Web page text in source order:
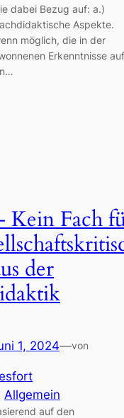
dabei Bezug auf: a.)
Aspekte.
möglich, die in der
Erkenntnisse
Kein Fach
der
1, 2024—von
Allgemein
auf den